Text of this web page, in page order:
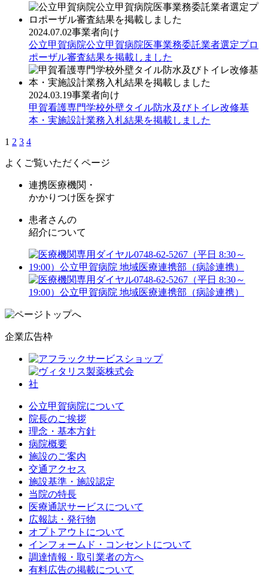
2024.07.02事業者向け
公立甲賀病院公立甲賀病院医事業務委託業者選定プロ
ポーザル審査結果を掲載しました
2024.03.19事業者向け
甲賀看護専門学校外壁タイル防水及びトイレ改修基
本・実施設計業務入札結果を掲載しました
1 2 3 4
よくご覧いただくページ
連携医療機関・
かかりつけ医を探す
患者さんの
紹介について
企業広告枠
公立甲賀病院について
院長のご挨拶
理念・基本方針
病院概要
施設のご案内
交通アクセス
施設基準・施設認定
当院の特長
医療通訳サービスについて
広報誌・発行物
オプトアウトについて
インフォームド・コンセントについて
調達情報・取引業者の方へ
有料広告の掲載について